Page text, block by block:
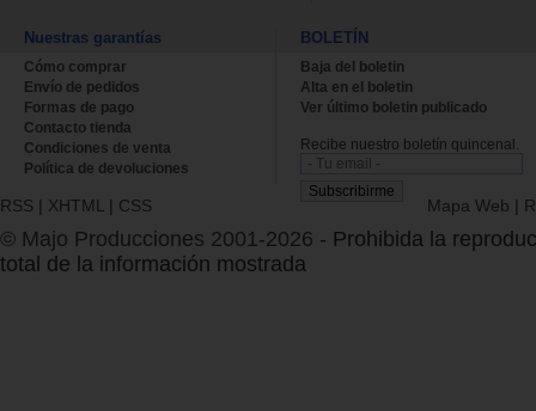
Nuestras garantías
Cómo comprar
Envío de pedidos
Formas de pago
Contacto tienda
Condiciones de venta
Política de devoluciones
BOLETÍN
Baja del boletin
Alta en el boletin
Ver último boletin publicado
Recibe nuestro boletín quincenal.
RSS | XHTML | CSS Mapa Web |
© Majo Producciones 2001-2026 - Prohibida la
total de la información mostrada